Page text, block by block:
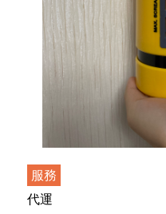
服務
代運